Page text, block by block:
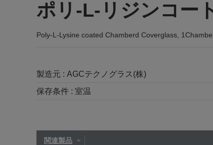
ポリ-L-リジンコー
Poly-L-Lysine coated Chamberd Coverglass,
製造元 : AGCテクノグラス(株)
保存条件 : 室温
関連製品